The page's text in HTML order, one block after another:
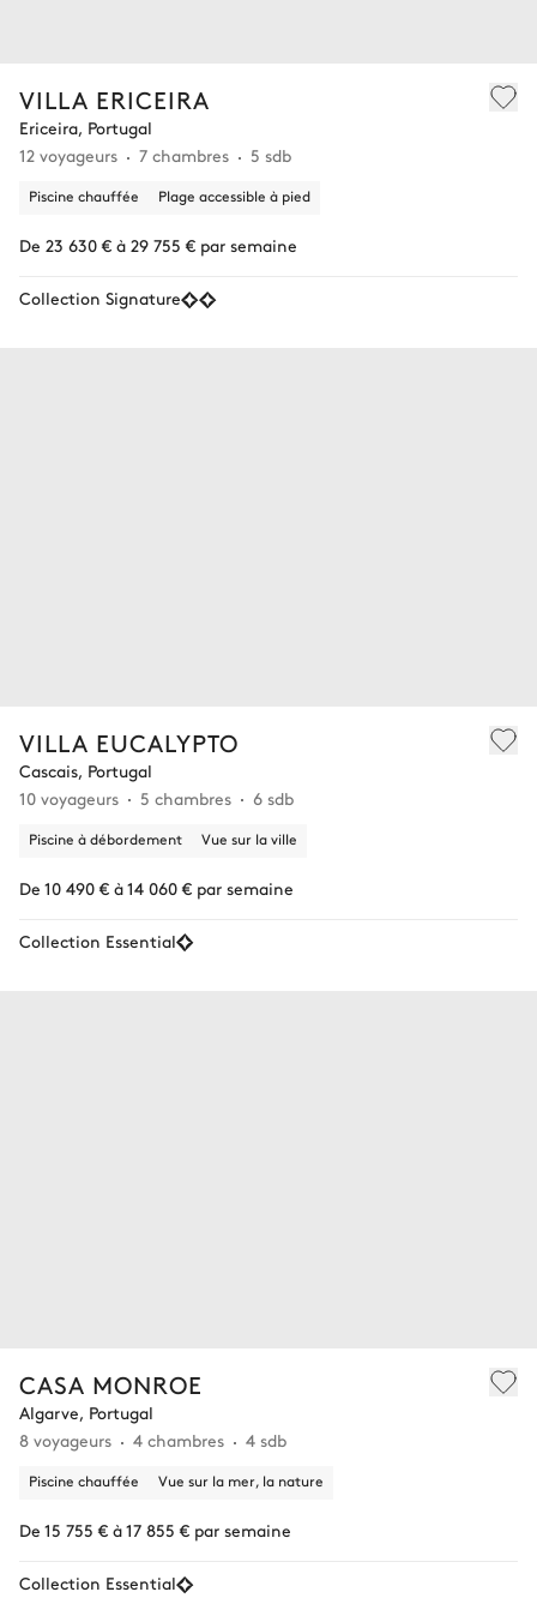
VILLA ERICEIRA
Ericeira, Portugal
12 voyageurs
7 chambres 5 sdb
Piscine chauffée Plage accessible à pied
De 23 630 € à 29 755 € par semaine
Collection Signature
VILLA EUCALYPTO
Cascais, Portugal
10 voyageurs
5 chambres 6 sdb
Piscine à débordement Vue sur la ville
De 10 490 € à 14 060 € par semaine
Collection Essential
CASA MONROE
Algarve, Portugal
8 voyageurs
4 chambres 4 sdb
Piscine chauffée Vue sur la mer, la nature
De 15 755 € à 17 855 € par semaine
Collection Essential